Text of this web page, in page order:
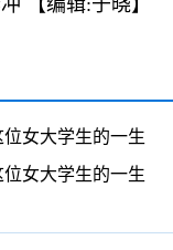
【编辑:于晓】
女大学生的一生
女大学生的一生